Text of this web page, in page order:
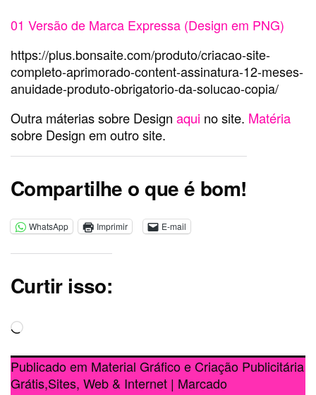
01 Versão de Marca Expressa (Design em PNG)
https://plus.bonsaite.com/produto/criacao-site-
completo-aprimorado-content-assinatura-12-meses-
anuidade-produto-obrigatorio-da-solucao-copia/
Outra máterias sobre Design aqui no site. Matéria
sobre Design em outro site.
Compartilhe o que é bom!
WhatsApp Imprimir E-mail
Curtir isso:
Carregando...
Publicado em Material Gráfico e Criação Publicitária
Grátis,Sites, Web & Internet | Marcado